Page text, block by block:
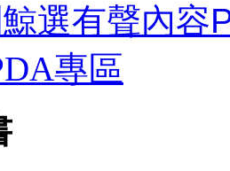
選有聲內容
專區